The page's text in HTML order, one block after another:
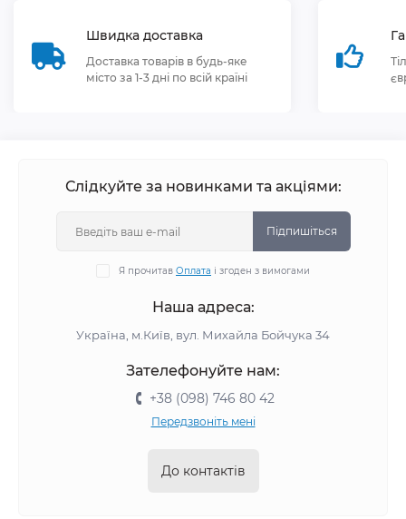
Швидка доставка
Доставка товарів в будь-яке
місто за 1-3 дні по всій країні
Слідкуйте за новинками та акціями:
Підпишіться
Я прочитав Оплата і згоден з вимогами
Наша адреса:
Україна, м.Київ, вул. Михайла Бойчука 34
Зателефонуйте нам:
+38 (098) 746 80 42
Передзвоніть мені
До контактів